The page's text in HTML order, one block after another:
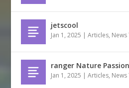
jetscool
Jan 1, 2025 |Articles, News
ranger Nature Passion
Jan 1, 2025 |Articles, News